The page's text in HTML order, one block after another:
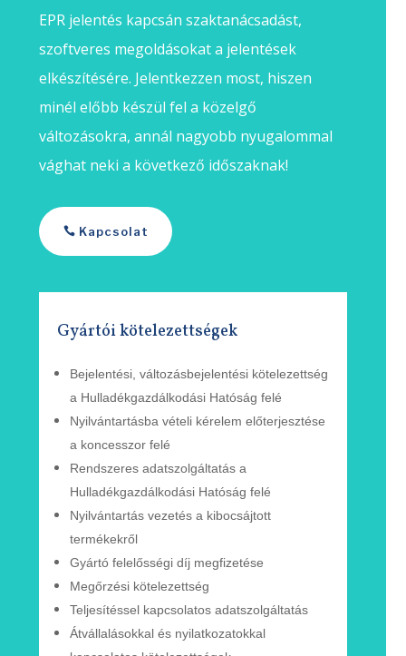
EPR jelentés kapcsán szaktanácsadást,
szoftveres megoldásokat a jelentések
elkészítésére. Jelentkezzen most, hiszen
minél előbb készül fel a közelgő
változásokra, annál nagyobb nyugalommal
vághat neki a következő időszaknak!
Kapcsolat
Gyártói kötelezettségek
Bejelentési, változásbejelentési kötelezettség
a Hulladékgazdálkodási Hatóság felé
Nyilvántartásba vételi kérelem előterjesztése
a koncesszor felé
Rendszeres adatszolgáltatás a
Hulladékgazdálkodási Hatóság felé
Nyilvántartás vezetés a kibocsájtott
termékekről
Gyártó felelősségi díj megfizetése
Megőrzési kötelezettség
Teljesítéssel kapcsolatos adatszolgáltatás
Átvállalásokkal és nyilatkozatokkal